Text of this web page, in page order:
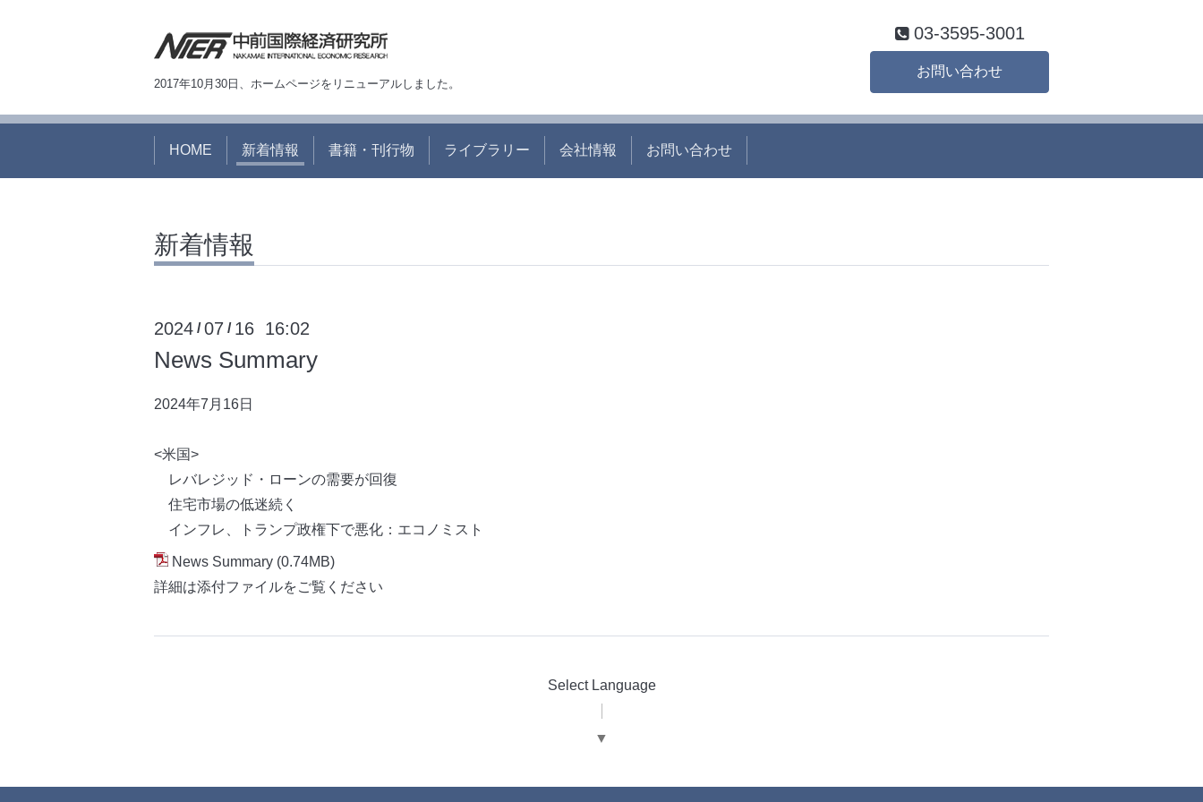
2017年10月30日、ホームページをリニューアルしました。
03-3595-3001
お問い合わせ
HOME 新着情報 書籍・刊行物 ライブラリー 会社情報 お問い合わせ
新着情報
2024 /07 / 16 16:02
News Summary
2024年7月16日
<米国>
レバレジッド・ローンの需要が回復
住宅市場の低迷続く
インフレ、トランプ政権下で悪化：エコノミスト
News Summary (0.74MB)
詳細は添付ファイルをご覧ください
Select Language
▼